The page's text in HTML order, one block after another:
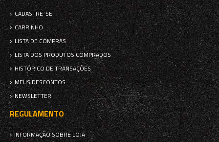
CADASTRE-SE
CARRINHO
LISTA DE COMPRAS
LISTA DOS PRODUTOS COMPRADOS
HISTÓRICO DE TRANSAÇÕES
MEUS DESCONTOS
NEWSLETTER
REGULAMENTO
INFORMAÇÃO SOBRE LOJA